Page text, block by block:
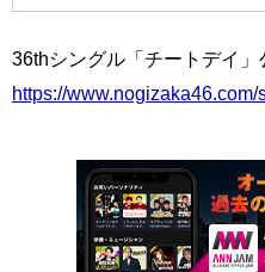
36thシングル「チートデイ」
https://